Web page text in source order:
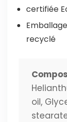
certifiée
recyclé
oil,